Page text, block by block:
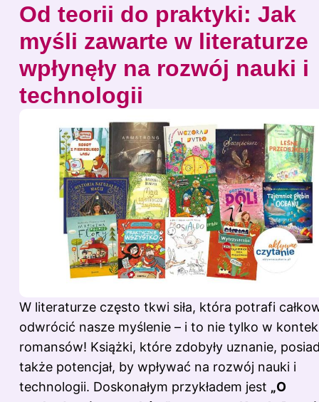
Od teorii do praktyki: Jak
myśli zawarte w literaturze
wpłynęły na rozwój nauki i
technologii
W literaturze często tkwi siła, która potrafi
odwrócić nasze myślenie – i to nie tylko w
romansów! Książki, które zdobyły uznanie,
także potencjał, by wpływać na rozwój nauki i
technologii. Doskonałym przykładem jest „O